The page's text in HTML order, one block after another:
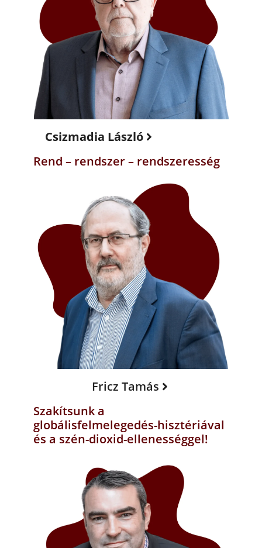
Csizmadia László
Rend – rendszer – rendszeresség
Fricz Tamás
Szakítsunk a
globálisfelmelegedés-hisztériával
és a szén-dioxid-ellenességgel!